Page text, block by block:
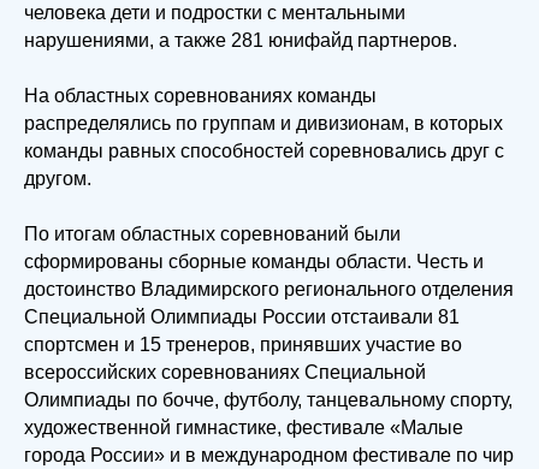
человека дети и подростки с ментальными
нарушениями, а также 281 юнифайд партнеров.
На областных соревнованиях команды
распределялись по группам и дивизионам, в которых
команды равных способностей соревновались друг с
другом.
По итогам областных соревнований были
сформированы сборные команды области. Честь и
достоинство Владимирского регионального отделения
Специальной Олимпиады России отстаивали 81
спортсмен и 15 тренеров, принявших участие во
всероссийских соревнованиях Специальной
Олимпиады по бочче, футболу, танцевальному спорту,
художественной гимнастике, фестивале «Малые
города России» и в международном фестивале по чир